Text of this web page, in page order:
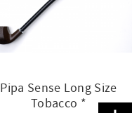
Pipa Sense Long Size
Tobacco *